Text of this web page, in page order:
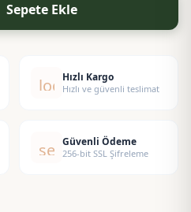
Sepete Ekle
local_shipping
Hızlı Kargo
Hızlı ve güvenli teslimat
security
Güvenli Ödeme
256-bit SSL Şifreleme